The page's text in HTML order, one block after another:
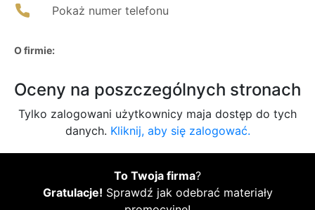
Pokaż numer telefonu
O firmie:
Oceny na poszczególnych stronach
Tylko zalogowani użytkownicy maja dostęp do tych
danych. Kliknij, aby się zalogować.
To Twoja firma?
Gratulacje! Sprawdź jak odebrać materiały